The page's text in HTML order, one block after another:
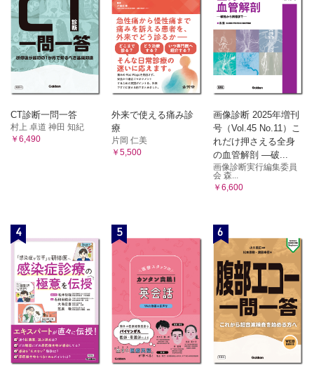
09 開腹手術、腹腔鏡下手術、ロボット手術、それぞれ何が違
うの？（畑啓昭）
6章 小腸・大腸の病気
01 結腸切除でドレーンを入れる場合と入れない場合があるの
はなぜ？（松末亮）
02 術前にカナマイシンやフラジール（R）などの抗菌薬を内服
することがあるのはなぜ？（松末亮）
03 ドレーン抜去の判断基準は？（松末亮）
04 直腸がん術前に浣腸をしてもよい？（松末亮）
05 術後に腸管刺激性の下剤（センノシドなど）や浣腸はいつ
から使用してもいい？（松末亮）
06 縫合不全が起こって再手術になったときは、どうしてほと
08 腸閉塞の悪心・嘔吐にプリンペラン（R）は使用してもいい
の？（中西宏貴）
09 プリンペラン（R）を使用しても悪心・嘔吐が改善しない場
合はどうしたらいい？（中西宏貴）
10 閉塞性の腸閉塞をイレウス、麻痺性イレウスを腸閉塞と呼
ばないという意見があるが、最初から腸閉塞とイレウスの区
別ができるものなの？（中西宏貴）
11 経鼻胃管とイレウスチューブの使い分けは？（中西宏貴）
12 イレウスチューブをメラサキュームなどで吸引する場合と
自然排液する場合があるのはなぜ？（中西宏貴）
13 術後に強力ポステリザン（R）軟膏が出されるのはなぜ？
CT診断一問一答
村上 卓道 神田 知紀
￥6,490
外来で使える痛み診
療
片岡 仁美
￥5,500
画像診断 2025年増刊
号（Vol.45 No.11）こ
れだけ押さえる全身
の血管解剖 ―破...
画像診断実行編集委員
会 森...
￥6,600
4 5 6